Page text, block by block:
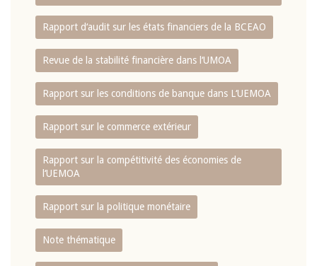
Rapport d‘audit sur les états financiers de la BCEAO
Revue de la stabilité financière dans l‘UMOA
Rapport sur les conditions de banque dans L‘UEMOA
Rapport sur le commerce extérieur
Rapport sur la compétitivité des économies de
l‘UEMOA
Rapport sur la politique monétaire
Note thématique